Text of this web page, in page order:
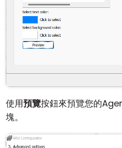
使用預覽按鈕來預覽您的
塊。